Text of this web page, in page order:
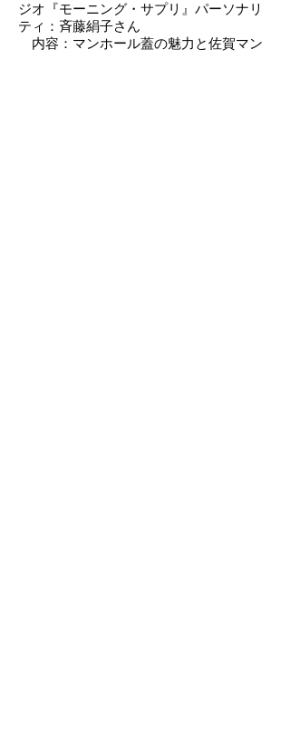
ジオ『モーニング・サプリ』パーソナリ
ティ：斉藤絹子さん
内容：マンホール蓋の魅力と佐賀マン